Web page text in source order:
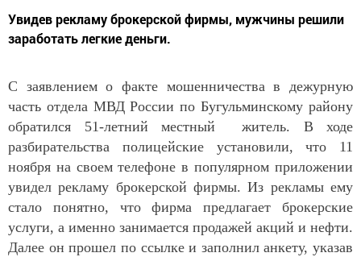
Увидев рекламу брокерской фирмы, мужчины решили
заработать легкие деньги.
С заявлением о факте мошенничества в дежурную
часть отдела МВД России по Бугульминскому району
обратился 51-летний местный житель. В ходе
разбирательства полицейские установили, что 11
ноября на своем телефоне в популярном приложении
увидел рекламу брокерской фирмы. Из рекламы ему
стало понятно, что фирма предлагает брокерские
услуги, а именно занимается продажей акций и нефти.
Далее он прошел по ссылке и заполнил анкету, указав